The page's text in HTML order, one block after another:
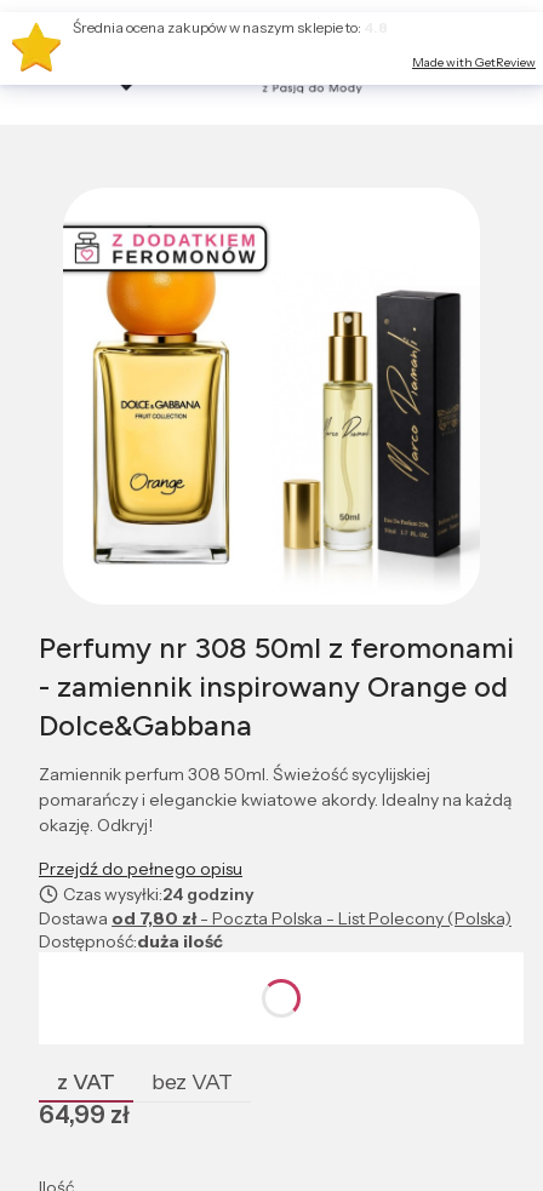
Perfumy nr 308 50ml z feromonami
- zamiennik inspirowany Orange od
Dolce&Gabbana
Zamiennik perfum 308 50ml. Świeżość sycylijskiej
pomarańczy i eleganckie kwiatowe akordy. Idealny na każdą
okazję. Odkryj!
Przejdź do pełnego opisu
Czas wysyłki:24 godziny
Dostawa od 7,80 zł- Poczta Polska - List Polecony (Polska)
Dostępność:duża ilość
Poszczególne warianty mogą różnić się ceną
z VAT bez VAT
Cena
64,99 zł
Średnia ocena zakupów w naszym sklepie to:
Made with GetReview